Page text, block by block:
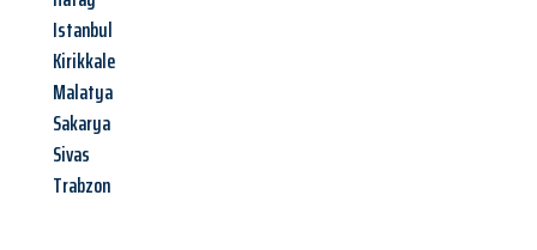
Istanbul
Kirikkale
Malatya
Sakarya
Sivas
Trabzon